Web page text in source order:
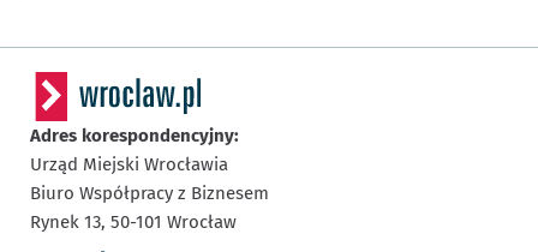
Adres korespondencyjny:
Urząd Miejski Wrocławia
Biuro Współpracy z Biznesem
Rynek 13, 50-101 Wrocław